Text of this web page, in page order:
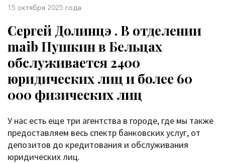
15 октября 2025 года
Сергей Долинцэ . В отделении
maib Пушкин в Бельцах
обслуживается 2400
юридических лиц и более 60
000 физических лиц
У нас есть еще три агентства в городе, где мы также
предоставляем весь спектр банковских услуг, от
депозитов до кредитования и обслуживания
юридических лиц.